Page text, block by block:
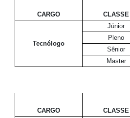
CARGO CLASSE
Tecnólogo
Júnior
Pleno
Sênior
Master
CARGO CLASSE